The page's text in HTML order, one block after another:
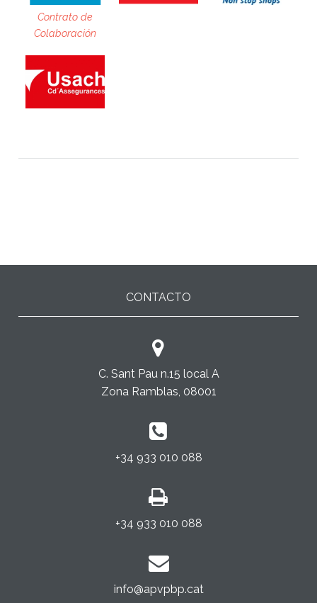
Contrato de
Colaboración
CONTACTO
C. Sant Pau n.15 local A
Zona Ramblas, 08001
+34 933 010 088
+34 933 010 088
info@apvpbp.cat